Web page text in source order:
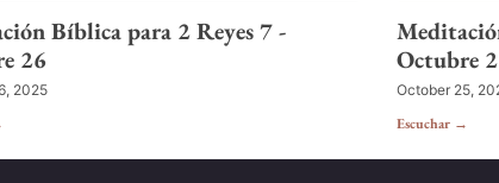
Bíblica para 2 Reyes 7 -
26
2025
Octubre
October 25,
Escuchar →